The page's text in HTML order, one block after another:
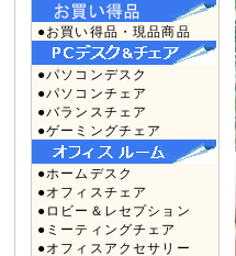
●お買い得品・現品商品
●パソコンデスク
●パソコンチェア
●バランスチェア
●ゲーミングチェア
●ホームデスク
●オフィスチェア
●ロビー＆レセプション
●ミーティングチェア
●オフィスアクセサリー